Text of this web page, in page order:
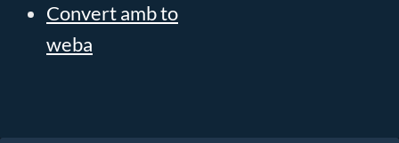
Convert amb to
weba